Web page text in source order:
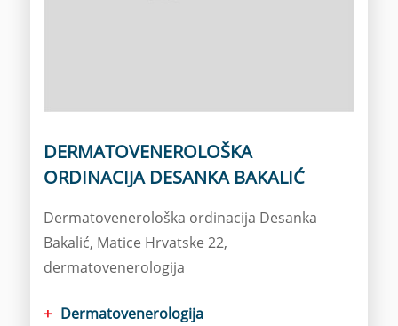
DERMATOVENEROLOŠKA
ORDINACIJA DESANKA BAKALIĆ
Dermatovenerološka ordinacija Desanka
Bakalić, Matice Hrvatske 22,
dermatovenerologija
Dermatovenerologija